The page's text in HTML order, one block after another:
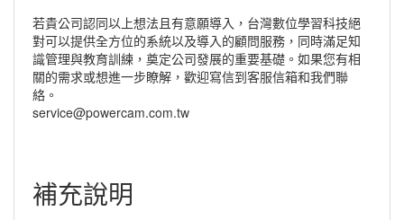
若貴公司認同以上想法且有意願導入，台灣數位學習科技絕
對可以提供全方位的系統以及導入的顧問服務，同時滿足知
識管理與教育訓練，奠定公司發展的重要基礎。如果您有相
關的需求或想進一步瞭解，歡迎寫信到客服信箱和我們聯
絡。
service@powercam.com.tw
補充說明